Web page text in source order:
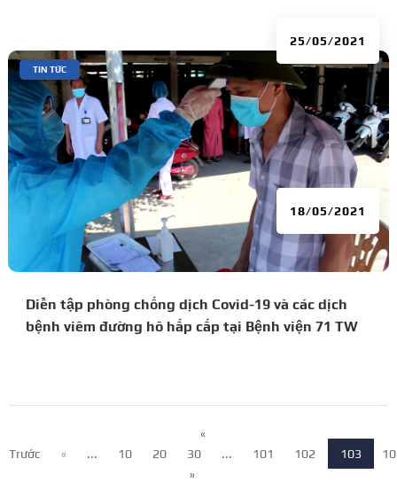
25/05/2021
Diễn tập phòng chống dịch Covid-19 và các dịch
bệnh viêm đường hô hấp cấp tại Bệnh viện 71 TW
18/05/2021
TIN TỨC
«
Trước
« ... 10 20 30 ... 101 102 103
»